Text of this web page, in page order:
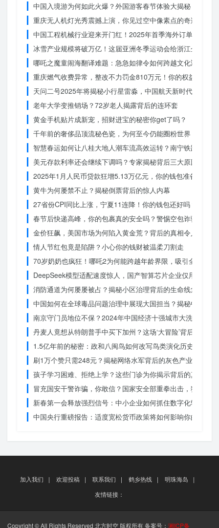
中国入境游为何如此火爆？外国游客春节体验大揭秘
重庆无人机灯光秀震撼上演，你见过空中像素点的奇迹吗？
中国工程机械行业迎来开门红！2025年首季海外订单激增，
冰雪产业规模将破万亿！这届亚洲冬季运动会给浙江企业带
哪吒之魔童闹海翻译难题：急急如律令如何跨越文化鸿沟？
重庆燃气收费异常，整改不力罚金810万元！你的权益被侵犯
天问二号2025年将揭秘小行星雷淼，中国航天新时代即将开
老年大学变推销场？72岁老人揭露背后的连环套
黄金手机贴片成新宠，招财进宝的秘密你get了吗？
千年前的奢侈品顶流秘色瓷，为何至今仍能圈粉世界？揭秘
智慧春运如何让八桂大地人潮车流高效运转？南宁铁路枢纽
美元存款利率还会继续下调吗？专家揭秘背后三大原因
2025年1月人民币贷款狂增5.13万亿元，你的钱包准备好了吗
黄牛为何屡禁不止？揭秘倒票背后的惊人内幕
27省份CPI同比上涨，宁夏11连降！你的钱包还好吗？
春节后快递高峰，你的包裹真的安全吗？警惕空包诈骗
金价狂飙，美国市场为何陷入黄金荒？背后的真相令人
情人节红包竟是陷阱？小心你的钱财被温柔刀割走
70岁奶奶也疯狂！哪吒2为何能跨越年龄界限，吸引全民观影
DeepSeek模型适配速度惊人，国产智算芯片企业仅用一周
消防通道为何屡屡被占？揭秘小区治理背后的生命线危机
中国如何在全球毒品问题治理中展现大国担当？揭秘中国方
南京守门员地位不保？2024年中国经济十强城市大洗牌
丹麦人竟想从特朗普手中买下加州？这场‘大冒险’背后藏着什
1.5亿年前的秘密：政和八闽鸟如何改写鸟类演化历史？
刷1万个赞只需248元？揭秘网络水军背后的灰色产业链
孩子学习困难、拒绝上学？这些门诊为你揭示背后的真相
冒充国安干警诈骗，你敢信？国家安全部重拳出击，犯罪团
新春第一会释放强烈信号：中小企业如何抓住数字化转型的
中国央行重磅报告：适度宽松货币政策将如何影响你的消费？
加入我们 | 欢迎投稿 | 联系我们 | 鹤乡热线 | 明珠海岛
|
友情链接：
Copyright © All Rights Reserved 北方时空 版权所有 备案号： 湘ICP备